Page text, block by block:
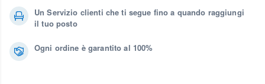
Un Servizio clienti che ti segue fino a quando raggiungi
il tuo posto
Ogni ordine è garantito al 100%